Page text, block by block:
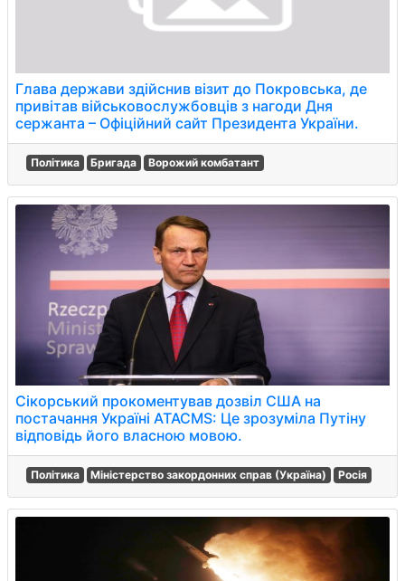
Глава держави здійснив візит до Покровська, де
привітав військовослужбовців з нагоди Дня
сержанта – Офіційний сайт Президента України.
Політика Бригада Ворожий комбатант
Сікорський прокоментував дозвіл США на
постачання Україні ATACMS: Це зрозуміла Путіну
відповідь його власною мовою.
Політика Міністерство закордонних справ (Україна) Росія